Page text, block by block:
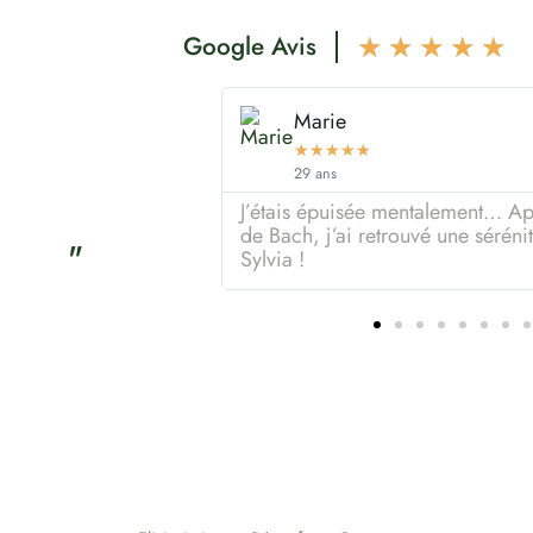
"
Google Avis ★ ★ ★ ★ ★
un soin aux Fleurs
Thomas
★★★★★
56 ans
Mes douleurs articulaires
huiles essentielles
changé !